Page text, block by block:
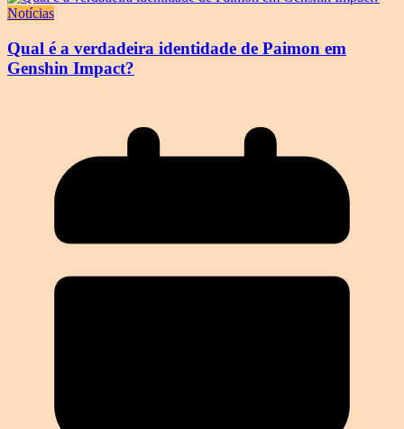
Notícias
Qual é a verdadeira identidade de Paimon em
Genshin Impact?